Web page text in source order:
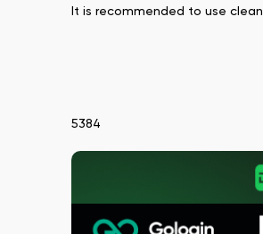
It is recommended to use
5384